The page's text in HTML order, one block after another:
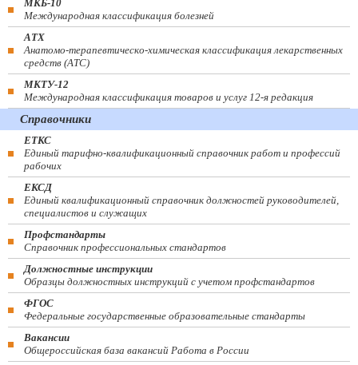
МКБ-10
Международная классификация болезней
АТХ
Анатомо-терапевтическо-химическая классификация лекарственных
средств (ATC)
МКТУ-12
Международная классификация товаров и услуг 12-я редакция
Справочники
ЕТКС
Единый тарифно-квалификационный справочник работ и профессий
рабочих
ЕКСД
Единый квалификационный справочник должностей руководителей,
специалистов и служащих
Профстандарты
Справочник профессиональных стандартов
Должностные инструкции
Образцы должностных инструкций с учетом профстандартов
ФГОС
Федеральные государственные образовательные стандарты
Вакансии
Общероссийская база вакансий Работа в России